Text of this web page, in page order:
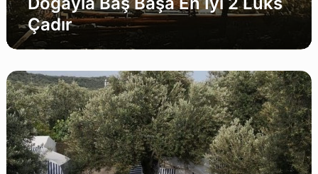
Çadır
Assos
Glamping
Tavsiyeleri:
Doğanın
Kalbinde
En
İyi